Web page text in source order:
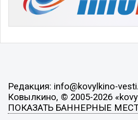
Редакция: info@kovylkino-
Ковылкино, © 2005-2026
ПОКАЗАТЬ БАННЕРНЫЕ